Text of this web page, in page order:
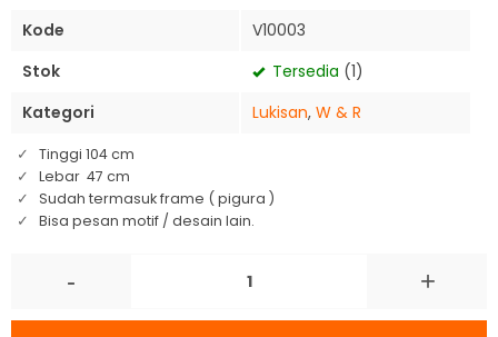
Kode
V10003
Stok
Tersedia (1)
Kategori
Lukisan, W & R
Tinggi 104 cm
Lebar 47 cm
Sudah termasuk frame ( pigura )
Bisa pesan motif / desain lain.
- +